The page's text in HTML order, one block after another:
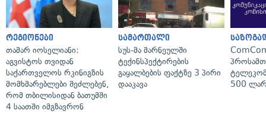
რეგიონები
თამარ იოსელიანი:
აგვისტოს თვიდან
საქართველოს რკინიგზის
მომხმარებლები შეძლებენ,
რომ თბილისიდან ბათუმში
4 საათში იმგზავრონ
სამართალი
სუს-მა მარნეულში
ტექინსპექტირების
გაყალბების ფაქტზე 3 პირი
დააკავა
500